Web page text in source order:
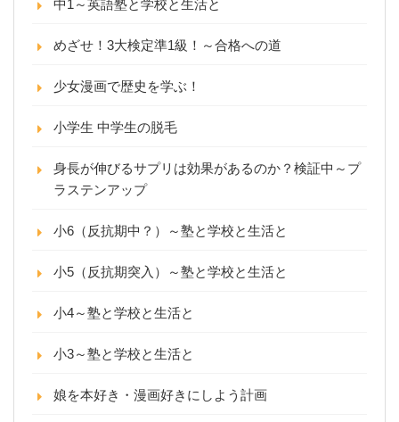
中1～英語塾と学校と生活と
めざせ！3大検定準1級！～合格への道
少女漫画で歴史を学ぶ！
小学生 中学生の脱毛
身長が伸びるサプリは効果があるのか？検証中～プ
ラステンアップ
小6（反抗期中？）～塾と学校と生活と
小5（反抗期突入）～塾と学校と生活と
小4～塾と学校と生活と
小3～塾と学校と生活と
娘を本好き・漫画好きにしよう計画